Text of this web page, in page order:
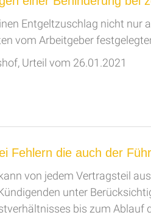
Entgeltzuschlag nicht nur
vom Arbeitgeber
Urteil vom 26.01.2021
Fehlern die auch der
von jedem Vertragsteil
unter
bis zum